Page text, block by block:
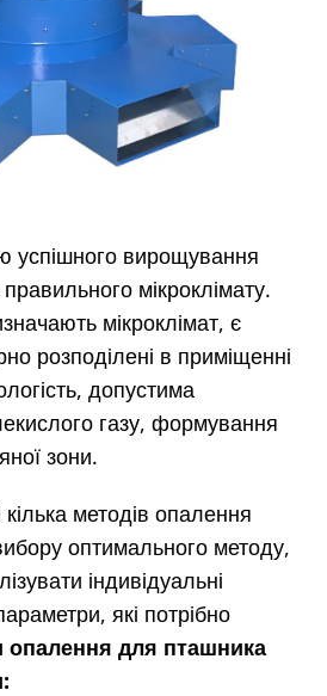
вирощування
мікроклімату.
мікроклімат, є
розподілені в приміщенні
допустима
газу, формування
зони.
методів опалення
оптимального методу,
індивідуальні
які потрібно
опалення для пташника